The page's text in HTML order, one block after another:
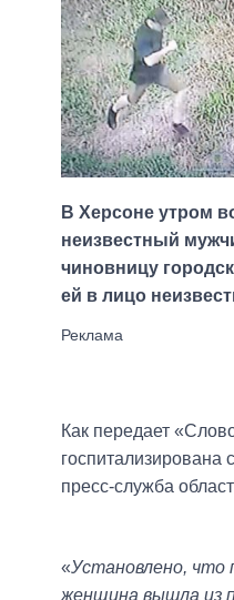
В Херсоне утром
неизвестный
чиновницу
ей в лицо
Как передает
госпитализирована
пресс-служба
«Установлено, что
женщина вышла из